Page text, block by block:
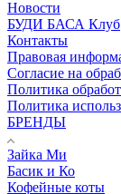
Новости
БУДИ БАСА Клуб
Контакты
Правовая
Согласие на
Политика
Политика
БРЕНДЫ
Зайка Ми
Басик и Ко
Кофейные коты